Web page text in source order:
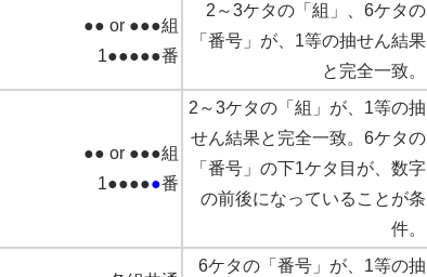
●● or ●●●組
1●●●●●番
2～3ケタの「組」、6ケタの
「番号」が、1等の抽せん結果
と完全一致。
●● or ●●●組
1●●●●●番
2～3ケタの「組」が、1等の抽
せん結果と完全一致。6ケタの
「番号」の下1ケタ目が、数字
の前後になっていることが条
件。
6ケタの「番号」が、1等の抽